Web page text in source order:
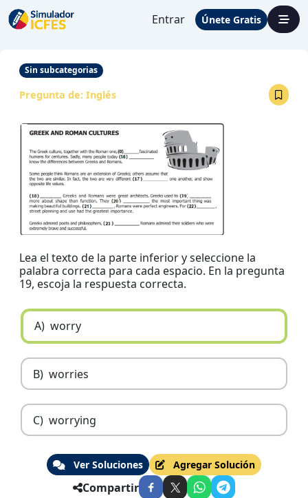
Entrar Únete Gratis
Sin subcategorias
Pregunta de: Inglés
Lea el texto de la parte inferior y seleccione la
palabra correcta para cada espacio. En la pregunta
19, escoja la respuesta correcta.
A) worry
B) worries
C) worrying
Ver Soluciones Agregar Solución
Compartir